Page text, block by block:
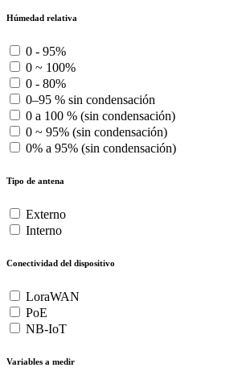
Húmedad relativa
0 - 95%
0 ~ 100%
0 - 80%
0–95 % sin condensación
0 a 100 % (sin condensación)
0 ~ 95% (sin condensación)
0% a 95% (sin condensación)
Tipo de antena
Externo
Interno
Conectividad del dispositivo
LoraWAN
PoE
NB-IoT
Variables a medir